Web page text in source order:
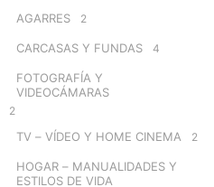
AGARRES 2
CARCASAS Y FUNDAS 4
FOTOGRAFÍA Y
VIDEOCÁMARAS
2
TV – VÍDEO Y HOME CINEMA 2
HOGAR – MANUALIDADES Y
ESTILOS DE VIDA